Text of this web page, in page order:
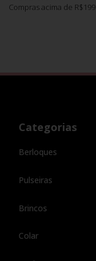
Compras acima de R$199
Categorias
Berloques
Pulseiras
Brincos
Colar